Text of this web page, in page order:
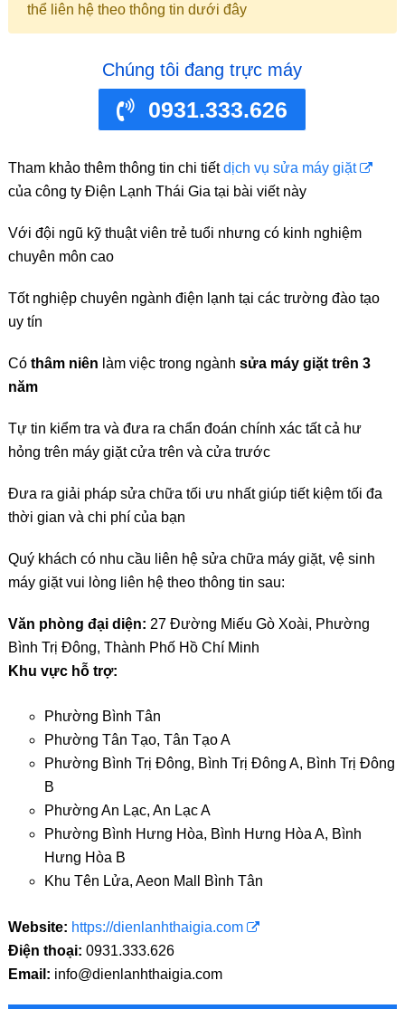
thể liên hệ theo thông tin dưới đây
Chúng tôi đang trực máy
0931.333.626
Tham khảo thêm thông tin chi tiếtdịch vụ sửa máy giặt
của công ty Điện Lạnh Thái Gia tại bài viết này
Với đội ngũ kỹ thuật viên trẻ tuổi nhưng có kinh nghiệm
chuyên môn cao
Tốt nghiệp chuyên ngành điện lạnh tại các trường đào tạo
uy tín
Có thâm niên làm việc trong ngành sửa máy giặt trên 3
năm
Tự tin kiểm tra và đưa ra chẩn đoán chính xác tất cả hư
hỏng trên máy giặt cửa trên và cửa trước
Đưa ra giải pháp sửa chữa tối ưu nhất giúp tiết kiệm tối đa
thời gian và chi phí của bạn
Quý khách có nhu cầu liên hệ sửa chữa máy giặt, vệ sinh
máy giặt vui lòng liên hệ theo thông tin sau:
Văn phòng đại diện: 27 Đường Miếu Gò Xoài, Phường
Bình Trị Đông, Thành Phố Hồ Chí Minh
Khu vực hỗ trợ:
Phường Bình Tân
Phường Tân Tạo, Tân Tạo A
Phường Bình Trị Đông, Bình Trị Đông A, Bình Trị Đông
B
Phường An Lạc, An Lạc A
Phường Bình Hưng Hòa, Bình Hưng Hòa A, Bình
Hưng Hòa B
Khu Tên Lửa, Aeon Mall Bình Tân
Website: https://dienlanhthaigia.com
Điện thoại: 0931.333.626
Email: info@dienlanhthaigia.com